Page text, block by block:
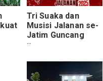
Tri Suaka dan
Musisi Jalanan se-
Jatim Guncang
Malang, Meriahkan